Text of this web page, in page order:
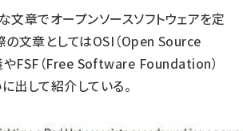
文章でオープンソースソフトウェアを定
の文章としてはOSI（Open Source
FSF（Free Software Foundation）
出して紹介している。